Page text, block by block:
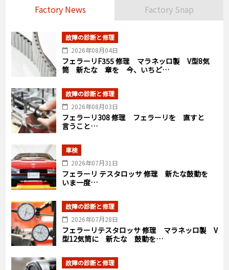
Factory News Factory Snap
故障の診断と修理
2026年08月04日
フェラーリF355 修理 マラネッロ製 V型8気
筒 新たな 章を 今、いちど…
故障の診断と修理
2026年08月03日
フェラーリ308 修理 フェラーリを 直すと
言うこと…
車検
2026年07月31日
フェラーリ テスタロッサ 修理 新たな鼓動を
いま一度…
故障の診断と修理
2026年07月28日
フェラーリテスタロッサ 修理 マラネッロ製 V
型12気筒に 新たな 鼓動を…
故障の診断と修理